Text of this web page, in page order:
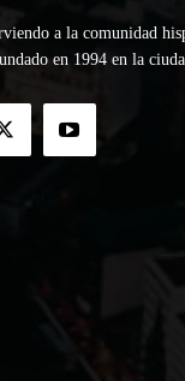
a la comunidad
en 1994 en la